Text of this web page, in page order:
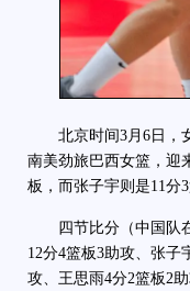
北京时间3月6日，女
南美劲旅巴西女篮，迎
板，而张子宇则是11分3
四节比分（中国队在
12分4篮板3助攻、张子
攻、王思雨4分2篮板2